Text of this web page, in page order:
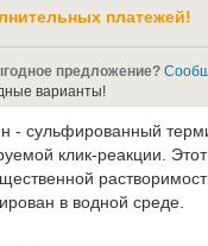
платежей!
предложение?
варианты!
- сульфированный
клик-реакции.
в водной среде.